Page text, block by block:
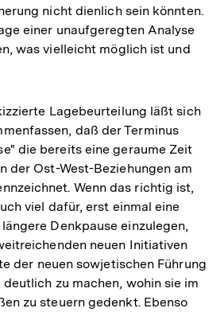
nicht dienlich sein könnten.
einer unaufgeregten Analyse
was vielleicht möglich ist und
Lagebeurteilung läßt sich
daß der Terminus
die bereits eine geraume Zeit
der Ost-West-Beziehungen am
Wenn das richtig ist,
viel dafür, erst einmal eine
Denkpause einzulegen,
neuen Initiativen
der neuen sowjetischen Führung
zu machen, wohin sie im
zu steuern gedenkt. Ebenso